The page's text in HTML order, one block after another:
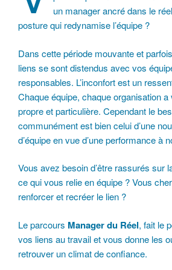
un manager ancré dans le
posture qui redynamise l’équipe ?
Dans cette période mouvante et
liens se sont distendus avec vos
responsables. L’inconfort est un
Chaque équipe, chaque organisation
propre et particulière. Cependant le
communément est bien celui d’une
d’équipe en vue d’une performance à
Vous avez besoin d’être rassurés sur
ce qui vous relie en équipe ? Vous
renforcer et recréer le lien ?
Le parcours Manager du Réel, fait le
vos liens au travail et vous donne les
retrouver un climat de confiance.